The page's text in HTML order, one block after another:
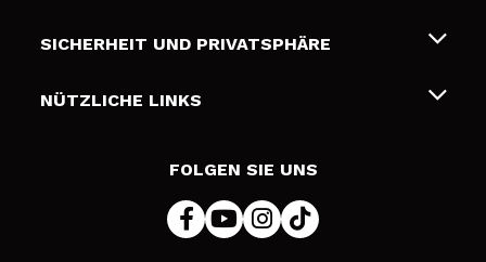
Geschenkkarten
Liefer- und Versandkosten
Zahlung
SICHERHEIT UND PRIVATSPHÄRE
Bedingungen und Datenschutz
NÜTZLICHE LINKS
FOLGEN SIE UNS